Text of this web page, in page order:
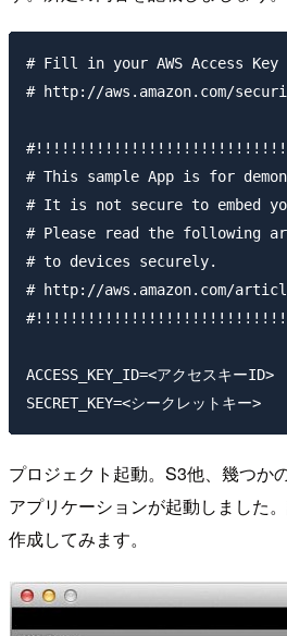
# Fill in your AWS Access Key
# http://aws.amazon.com/
# This sample App is for
# It is not secure to embed
# Please read the following
# to devices securely.
# http://aws.amazon.com/
ACCESS_KEY_ID=<アクセスキーID>
プロジェクト起動。S3他、幾つか
アプリケーションが起動しました
作成してみます。